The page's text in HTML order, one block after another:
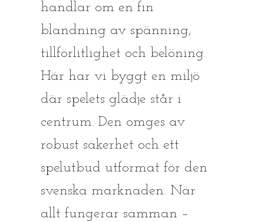
handlar om en fin
blandning av spänning,
tillförlitlighet och belöning.
Här har vi byggt en miljö
där spelets glädje står i
centrum. Den omges av
robust säkerhet och ett
spelutbud utformat för den
svenska marknaden. När
allt fungerar samman –